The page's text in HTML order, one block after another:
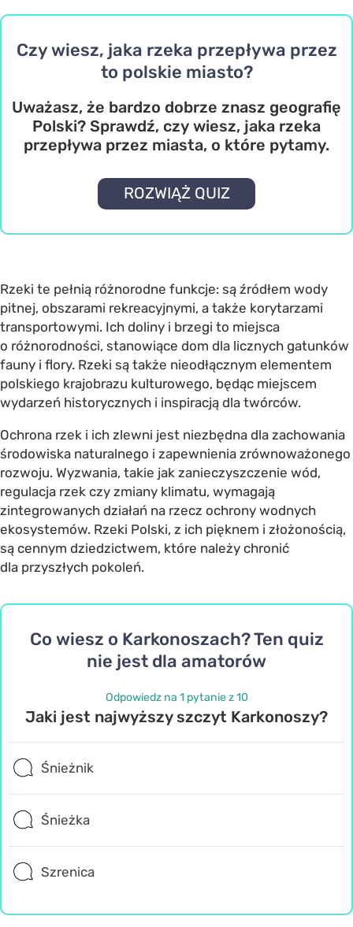
Czy wiesz, jaka rzeka przepływa przez
to polskie miasto?
Uważasz, że bardzo dobrze znasz geografię
Polski? Sprawdź, czy wiesz, jaka rzeka
przepływa przez miasta, o które pytamy.
ROZWIĄŻ QUIZ
Rzeki te pełnią różnorodne funkcje: są źródłem wody
pitnej, obszarami rekreacyjnymi, a także korytarzami
transportowymi. Ich doliny i brzegi to miejsca
o różnorodności, stanowiące dom dla licznych gatunków
fauny i flory. Rzeki są także nieodłącznym elementem
polskiego krajobrazu kulturowego, będąc miejscem
wydarzeń historycznych i inspiracją dla twórców.
Ochrona rzek i ich zlewni jest niezbędna dla zachowania
środowiska naturalnego i zapewnienia zrównoważonego
rozwoju. Wyzwania, takie jak zanieczyszczenie wód,
regulacja rzek czy zmiany klimatu, wymagają
zintegrowanych działań na rzecz ochrony wodnych
ekosystemów. Rzeki Polski, z ich pięknem i złożonością,
są cennym dziedzictwem, które należy chronić
dla przyszłych pokoleń.
Co wiesz o Karkonoszach? Ten quiz
nie jest dla amatorów
Odpowiedz na 1 pytanie z 10
Jaki jest najwyższy szczyt Karkonoszy?
Śnieżnik
Śnieżka
Szrenica